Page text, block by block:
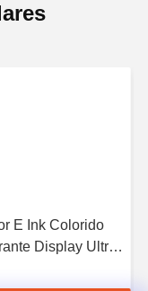
E Ink Colorido
Display Ultra